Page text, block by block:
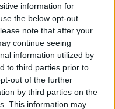
information for
the below opt-out
note that after your
continue seeing
information utilized by
to third parties prior to
out of the further
by third parties on the
This information may
Ο 15χρονος
το τσουνάμι
της μεγάλης